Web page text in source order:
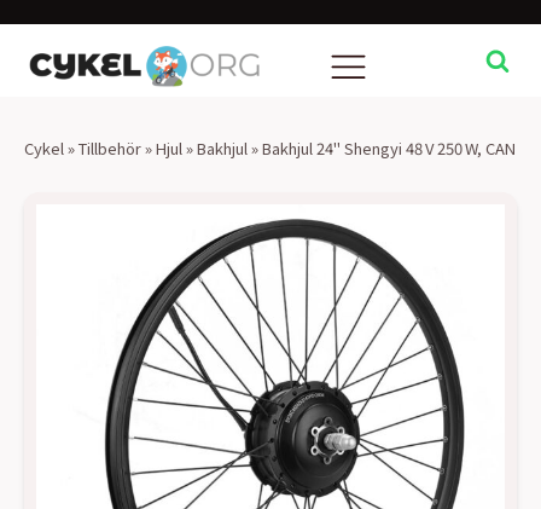
Cykel »Tillbehör»Hjul »Bakhjul »Bakhjul 24" Shengyi 48 V 250 W, CAN